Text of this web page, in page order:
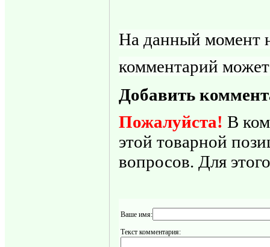
На данный момент
комментарий
Добавить
Пожалуйста! В
этой товарной
вопросов. Для
Ваше имя:
Текст комментария: